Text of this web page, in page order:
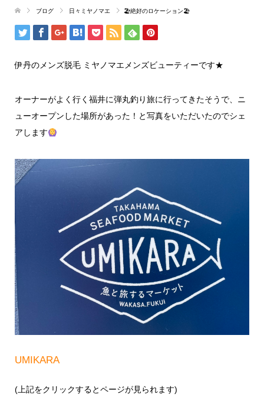
ブログ 日々ミヤノマエ 🏖絶好のロケーション🏖
伊丹のメンズ脱毛 ミヤノマエメンズビューティーです★
オーナーがよく行く福井に弾丸釣り旅に行ってきたそうで、ニ
ューオープンした場所があった！と写真をいただいたのでシェ
アします
UMIKARA
(上記をクリックするとページが見られます)